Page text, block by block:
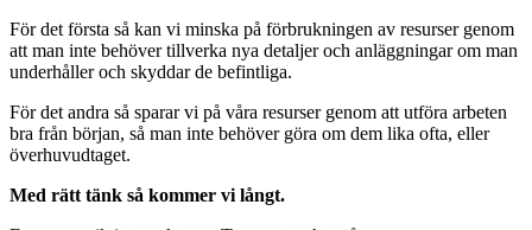
För det första så kan vi minska på förbrukningen av resurser genom
att man inte behöver tillverka nya detaljer och anläggningar om man
underhåller och skyddar de befintliga.
För det andra så sparar vi på våra resurser genom att utföra arbeten
bra från början, så man inte behöver göra om dem lika ofta, eller
överhuvudtaget.
Med rätt tänk så kommer vi långt.